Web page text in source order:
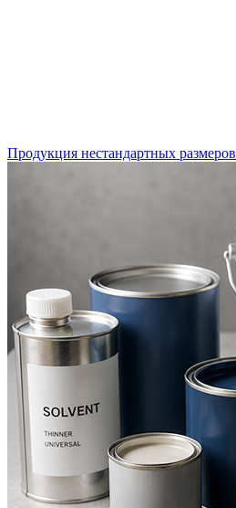
Продукция нестандартных размеров